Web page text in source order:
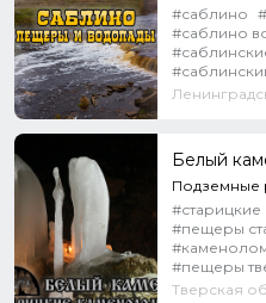
#саблино
#саблино
#пещеры
#пещеры
Тверская